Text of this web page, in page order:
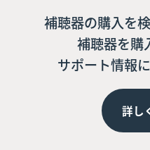
補聴器の購入を
補聴器を購
サポート情報
詳し